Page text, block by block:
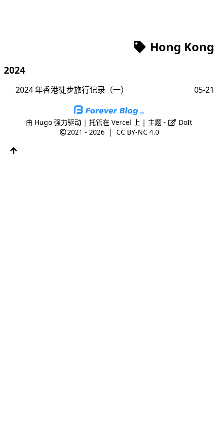
Hong Kong
2024
2024 年香港徒步旅行记录（一） 05-21
由 Hugo 强力驱动 | 托管在Vercel 上 | 主题 -
DoIt
2021 - 2026 | CC BY-NC 4.0